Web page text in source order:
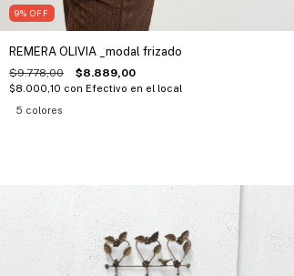
9% OFF
REMERA OLIVIA _modal frizado
$9.778,00 $8.889,00
$8.000,10 con Efectivo en el local
5 colores